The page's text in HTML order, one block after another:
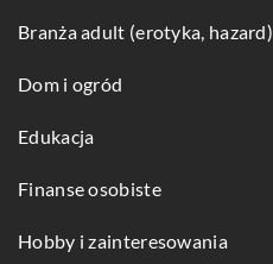
Branża adult (erotyka, hazard)
Dom i ogród
Edukacja
Finanse osobiste
Hobby i zainteresowania